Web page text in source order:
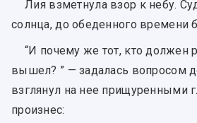
Лия взметнула взор к небу.
солнца, до обеденного времени
“И почему же тот, кто должен
вышел? ” — задалась вопросом
взглянул на нее прищуренными
произнес: